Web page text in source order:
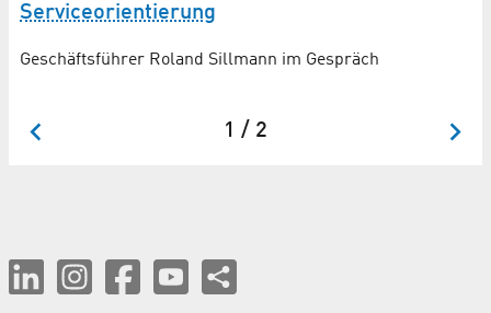
Serviceorientierung
Geschäftsführer Roland Sillmann im Gespräch
1 / 2